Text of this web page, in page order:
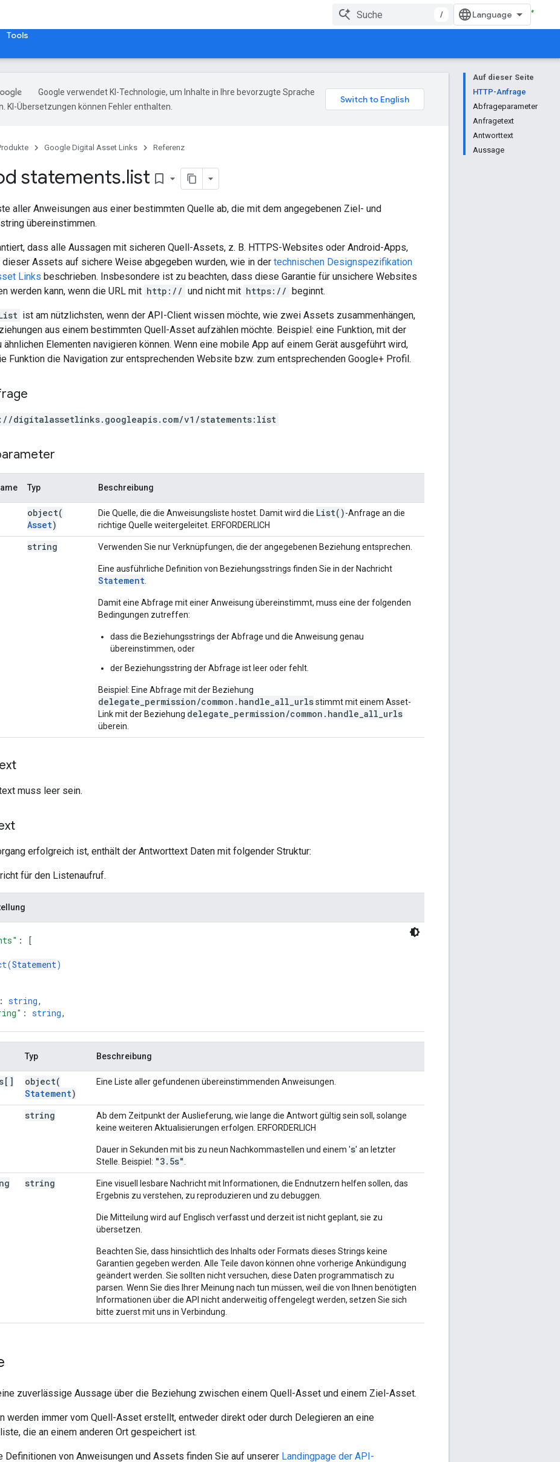
/
Tools
Auf dieser Seite
HTTP-Anfrage
Abfrageparameter
Anfragetext
Antworttext
Aussage
Google verwendet KI-Technologie, um Inhalte in Ihre bevorzugte Sprache
KI-Übersetzungen können Fehler enthalten.
Google Digital Asset Links Referenz
statements.list bookmark_border
aller Anweisungen aus einer bestimmten Quelle ab, die mit dem angegebenen Ziel- und
übereinstimmen.
dass alle Aussagen mit sicheren Quell-Assets, z. B. HTTPS-Websites oder Android-Apps,
dieser Assets auf sichere Weise abgegeben wurden, wie in der technischen Designspezifikation
Links beschrieben. Insbesondere ist zu beachten, dass diese Garantie für unsichere Websites
werden kann, wenn die URL mit http:// und nicht mit https:// beginnt.
ist am nützlichsten, wenn der API-Client wissen möchte, wie zwei Assets zusammenhängen,
aus einem bestimmten Quell-Asset aufzählen möchte. Beispiel: eine Funktion, mit der
ähnlichen Elementen navigieren können. Wenn eine mobile App auf einem Gerät ausgeführt wird,
Funktion die Navigation zur entsprechenden Website bzw. zum entsprechenden Google+ Profil.
digitalassetlinks.googleapis.com/v1/statements:list
Typ Beschreibung
object(
Asset)
Die Quelle, die die Anweisungsliste hostet. Damit wird die List( )-Anfrage an die
richtige Quelle weitergeleitet. ERFORDERLICH
string Verwenden Sie nur Verknüpfungen, die der angegebenen Beziehung entsprechen.
Eine ausführliche Definition von Beziehungsstrings finden Sie in der Nachricht
Statement
Damit eine Abfrage mit einer Anweisung übereinstimmt, muss eine der folgenden
Bedingungen zutreffen:
dass die Beziehungsstrings der Abfrage und die Anweisung genau
übereinstimmen, oder
der Beziehungsstring der Abfrage ist leer oder fehlt.
Beispiel: Eine Abfrage mit der Beziehung
delegate_permission/common.handle_all_urlsstimmt mit einem Asset-
Link mit der Beziehung delegate_permission/common.handle_all_urls
überein.
muss leer sein.
erfolgreich ist, enthält der Antworttext Daten mit folgender Struktur:
für den Listenaufruf.
:
[
Statement)
: string,
: string,
Typ Beschreibung
object(
Statement)
Eine Liste aller gefundenen übereinstimmenden Anweisungen.
string
Ab dem Zeitpunkt der Auslieferung, wie lange die Antwort gültig sein soll, solange
keine weiteren Aktualisierungen erfolgen. ERFORDERLICH
Dauer in Sekunden mit bis zu neun Nachkommastellen und einem 's' an letzter
Stelle. Beispiel: "3.5s"
string
Eine visuell lesbare Nachricht mit Informationen, die Endnutzern helfen sollen, das
Ergebnis zu verstehen, zu reproduzieren und zu debuggen.
Die Mitteilung wird auf Englisch verfasst und derzeit ist nicht geplant, sie zu
übersetzen.
Beachten Sie, dass hinsichtlich des Inhalts oder Formats dieses Strings keine
Garantien gegeben werden. Alle Teile davon können ohne vorherige Ankündigung
geändert werden. Sie sollten nicht versuchen, diese Daten programmatisch zu
parsen. Wenn Sie dies Ihrer Meinung nach tun müssen, weil die von Ihnen benötigten
Informationen über die API nicht anderweitig offengelegt werden, setzen Sie sich
bitte zuerst mit uns in Verbindung.
zuverlässige Aussage über die Beziehung zwischen einem Quell-Asset und einem Ziel-Asset.
werden immer vom Quell-Asset erstellt, entweder direkt oder durch Delegieren an eine
die an einem anderen Ort gespeichert ist.
Definitionen von Anweisungen und Assets finden Sie auf unserer Landingpage der API-